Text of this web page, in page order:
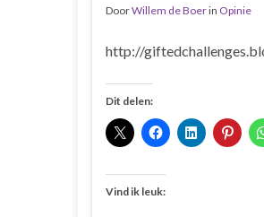
DoorWillem de Boerin Opinie
http://
Dit delen:
Vind ik leuk: